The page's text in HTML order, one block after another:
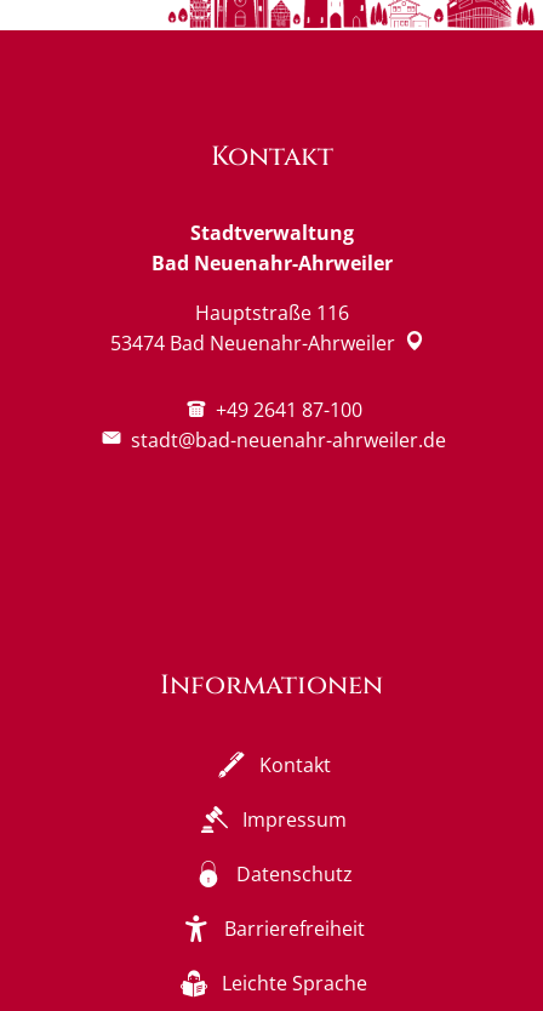
Kontakt
Stadtverwaltung
Bad Neuenahr-Ahrweiler
Hauptstraße 116
53474 Bad Neuenahr-Ahrweiler
+49 2641 87-100
stadt@bad-neuenahr-ahrweiler.de
Informationen
Kontakt
Impressum
Datenschutz
Barrierefreiheit
Leichte Sprache